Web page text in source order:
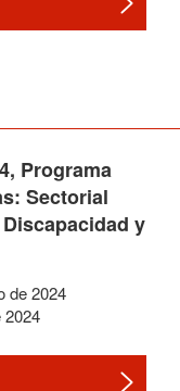
Programa
Sectorial
y
de2024
2024